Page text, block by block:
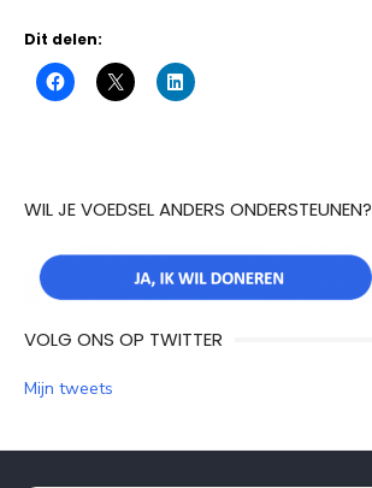
Dit delen:
WIL JE VOEDSEL ANDERS ONDERSTEUNEN?
VOLG ONS OP TWITTER
Mijn tweets